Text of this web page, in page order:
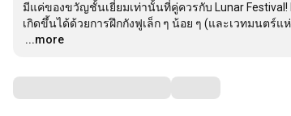
มีแค่ของขวัญชั้นเยี่ยมเท่านั้นที่คู่ควรกับ Lunar Festival!
…
...more